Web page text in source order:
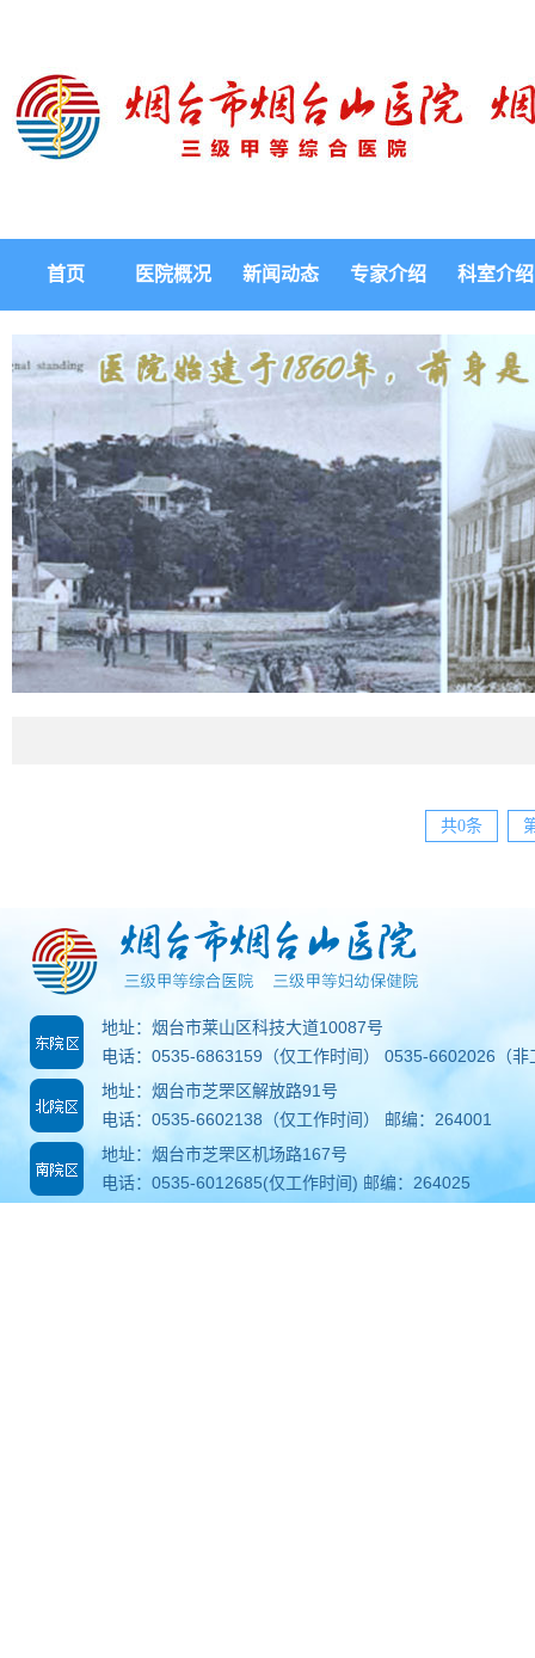
首页 医院概况 新闻动态 专家介绍 科室介绍
共0条
地址：烟台市莱山区科技大道10087号
电话：0535-6863159（仅工作时间） 0535-6602026（
地址：烟台市芝罘区解放路91号
电话：0535-6602138（仅工作时间） 邮编：264001
地址：烟台市芝罘区机场路167号
电话：0535-6012685(仅工作时间) 邮编：264025